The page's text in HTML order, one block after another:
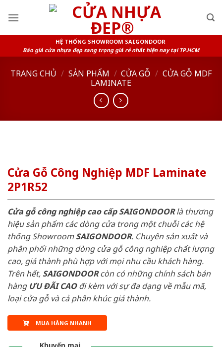
HỆ THỐNG SHOWROOM SAIGONDOOR
Báo giá cửa nhựa đẹp sang trọng giá rẻ nhất hiện nay tại TP.HCM
TRANG CHỦ / SẢN PHẨM / CỬA GỖ / CỬA GỖ MDF
LAMINATE
Cửa Gỗ Công Nghiệp MDF Laminate
2P1R52
Cửa gỗ công nghiệp cao cấp SAIGONDOORlà thương
hiệu sản phẩm các dòng cửa trong một chuỗi các hệ
thống ShowroomSAIGONDOOR. Chuyên sản xuất và
phân phối những dòng cửa gỗ công nghiệp chất lượng
cao, giá thành phù hợp với mọi nhu cầu khách hàng.
Trên hết, SAIGONDOORcòn có những chính sách bán
hàng ƯU ĐÃI CAOđi kèm với sự đa dạng về mẫu mã,
loại cửa gỗ và cả phân khúc giá thành.
MUA HÀNG NHANH